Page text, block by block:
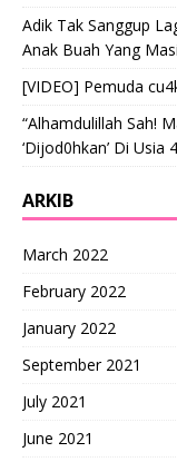
Adik Tak Sanggup
Anak Buah Yang
[VIDEO] Pemuda
“Alhamdulillah Sah!
‘Dijod0hkan’ Di Usia
ARKIB
March 2022
February 2022
January 2022
September 2021
July 2021
June 2021